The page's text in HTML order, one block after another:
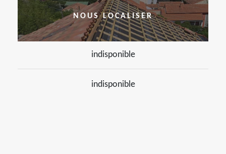
NOUS LOCALISER
indisponible
indisponible